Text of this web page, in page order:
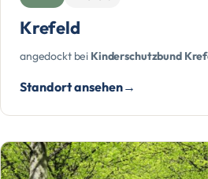
Krefeld
angedockt bei Kinderschutzbund
Standort ansehen